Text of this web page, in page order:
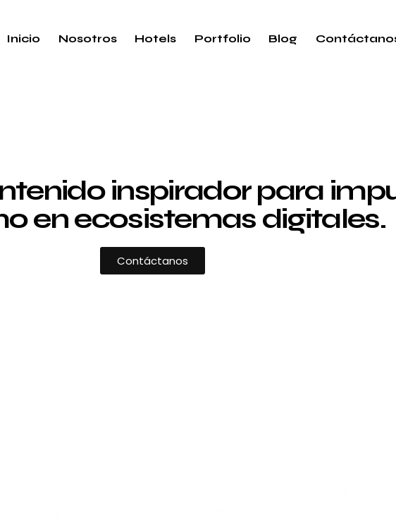
Inicio Nosotros Hotels Portfolio Blog
inspirador para
en ecosistemas digitales.
Contáctanos